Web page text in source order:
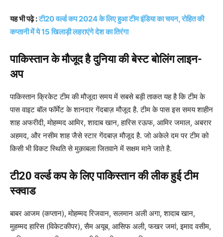
यह भी पढ़े :टी20 वर्ल्ड कप 2024 के लिए हुआ टीम इंडिया का चयन, रोहित की
कप्तानी में ये 15 खिलाड़ी लहराएंगे देश का तिरंगा
पाकिस्तान के मौजूद है दुनिया की बेस्ट बोलिंग लाइन-
अप
पाकिस्तान क्रिकेट टीम की मौजूदा समय में सबसे बड़ी ताकत यह है कि टीम के
पास वाइट बॉल फॉर्मेट के शानदार गेंदबाज़ मौजूद है. टीम के पास इस समय शाहीन
शाह अफरीदी, मोहम्मद आमिर, शादाब खान, हारिस रऊफ, आमिर जमाल, अबरार
अहमद, और नसीम शाह जैसे स्टार गेंदबाज़ मौजूद है. जो अकेले दम पर टीम को
किसी भी विकट स्थिति से मुक़ाबला जितवाने में सक्षम माने जाते है.
टी20 वर्ल्ड कप के लिए पाकिस्तान की लीक हुई टीम
स्क्वाड
बाबर आजम (कप्तान), मोहम्मद रिजवान, सलमान अली अगा, शादाब खान,
मुहम्मद हारिस (विकेटकीपर), सैम अयूब, आसिफ अली, फखर जमां, इमाद वसीम,